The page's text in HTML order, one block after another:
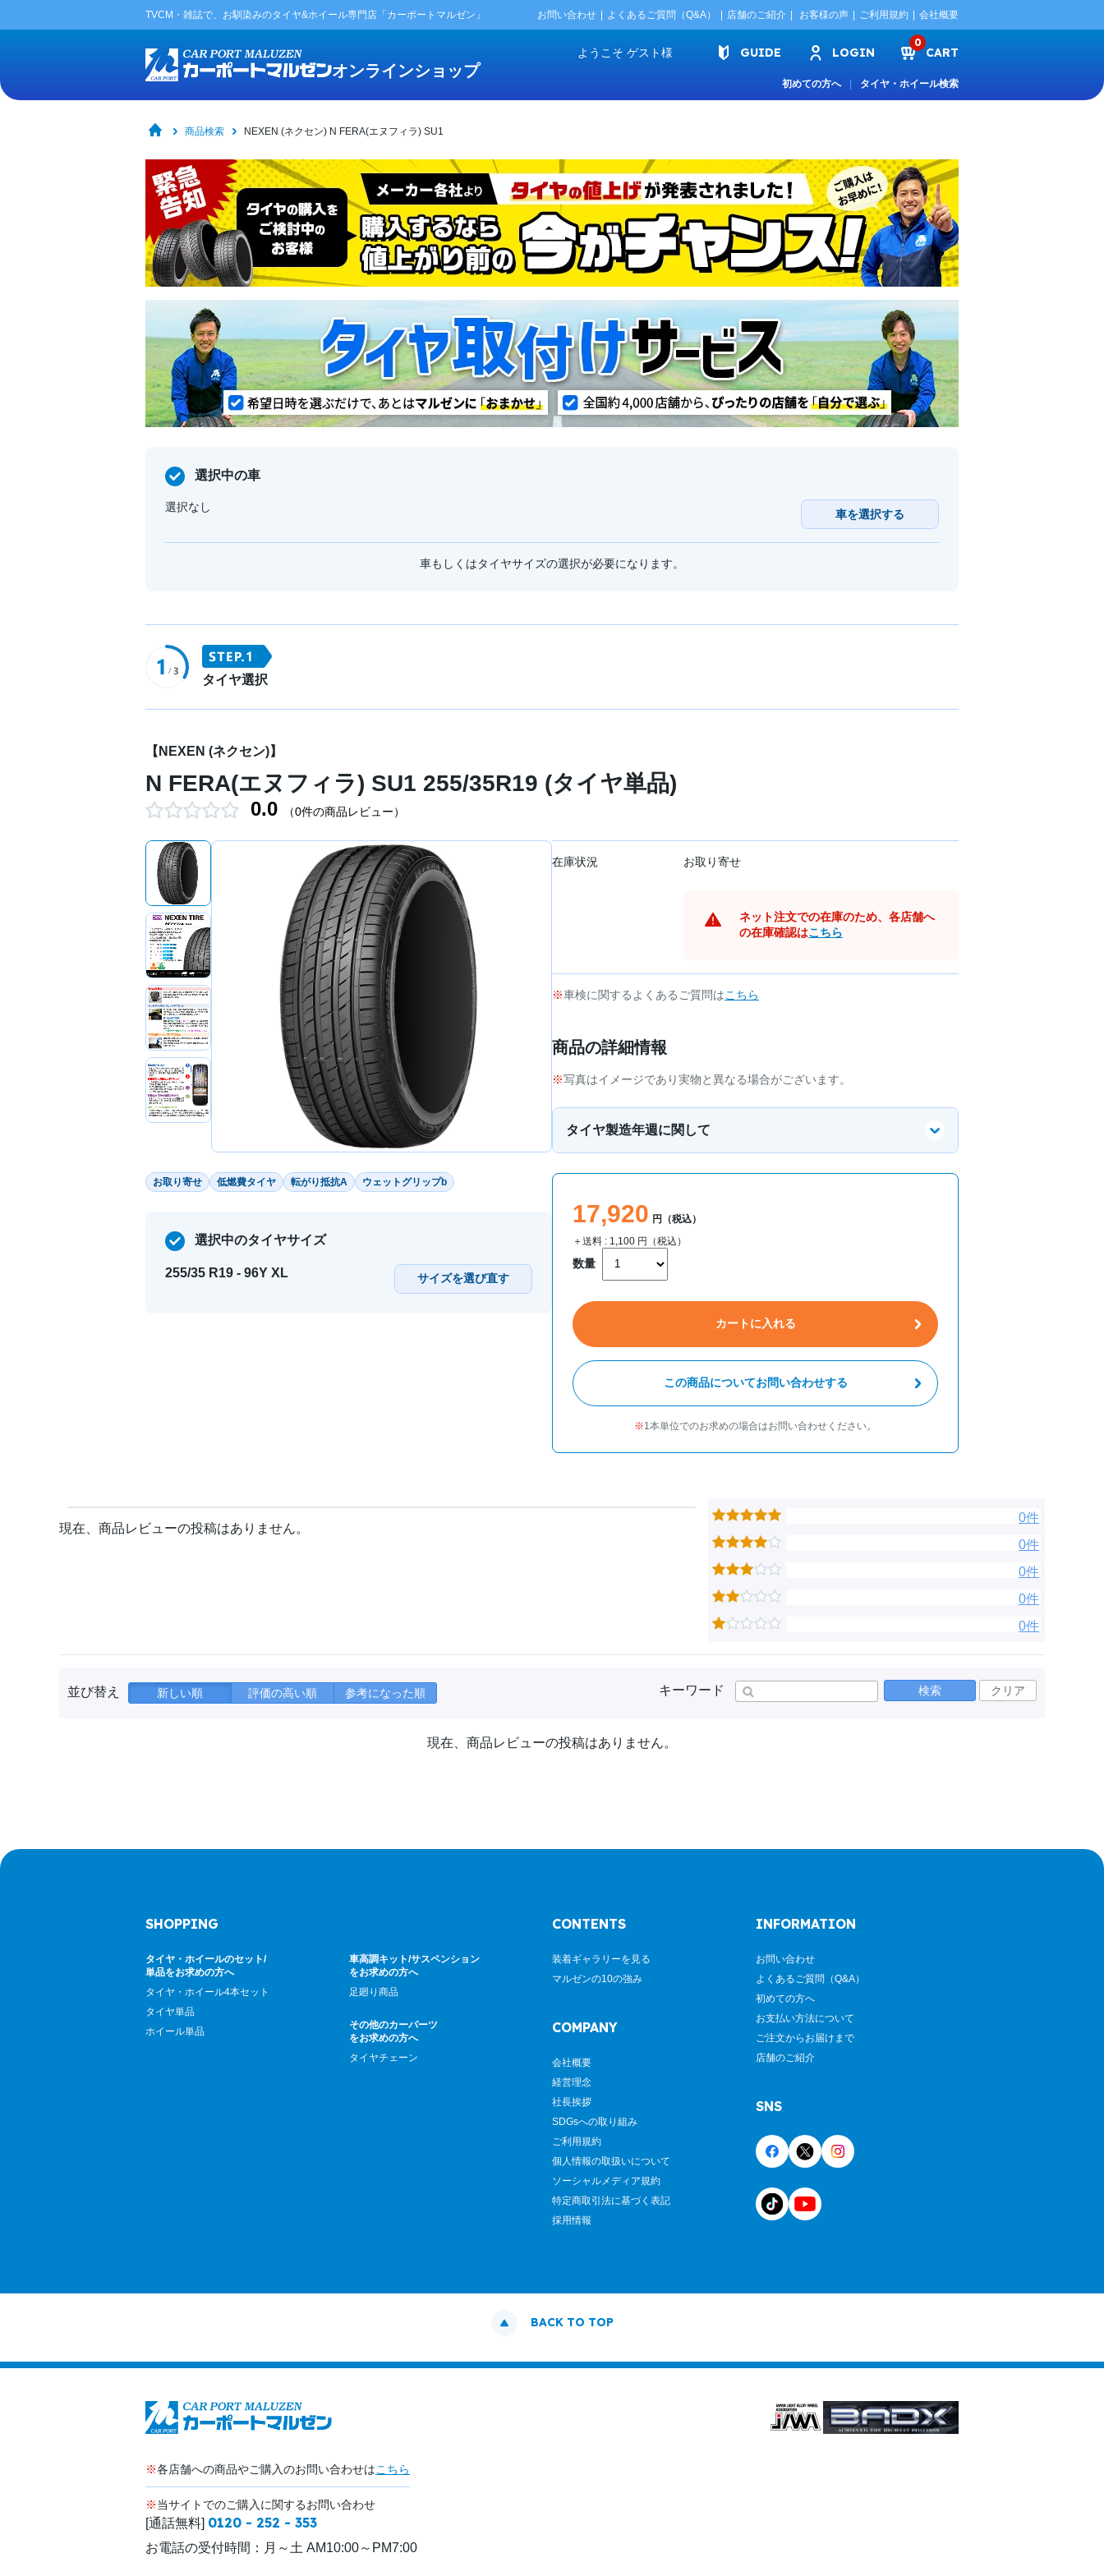
TVCM・雑誌で、お馴染みのタイヤ&ホイール専門店「カーポートマルゼン」 お問い合わせ よくあるご質問（Q&A） 店舗のご紹介 お客様の声 ご利用規約 会社概要
オンラインショップ
ようこそ ゲスト様 GUIDE LOGIN
0
CART
初めての方へ タイヤ・ホイール検索
商品検索 NEXEN (ネクセン) N FERA(エヌフィラ) SU1
選択中の車
選択なし
車を選択する
車もしくはタイヤサイズの選択が必要になります。
タイヤ選択
【NEXEN (ネクセン)】
N FERA(エヌフィラ) SU1 255/35R19 (タイヤ単品)
0.0 （0件の商品レビュー）
お取り寄せ 低燃費タイヤ 転がり抵抗A ウェットグリップb
選択中のタイヤサイズ
255/35 R19 - 96Y XL サイズを選び直す
在庫状況 お取り寄せ
ネット注文での在庫のため、各店舗へ
の在庫確認はこちら
車検に関するよくあるご質問はこちら
商品の詳細情報
写真はイメージであり実物と異なる場合がございます。
タイヤ製造年週に関して
17,920 円（税込）
＋送料 : 1,100 円（税込）
数量
カートに入れる
この商品についてお問い合わせする
1本単位でのお求めの場合はお問い合わせください。
現在、商品レビューの投稿はありません。
0件
0件
0件
0件
0件
並び替え 新しい順 評価の高い順 参考になった順 キーワード 検索 クリア
現在、商品レビューの投稿はありません。
SHOPPING
タイヤ・ホイールのセット/
単品をお求めの方へ
タイヤ・ホイール4本セット
タイヤ単品
ホイール単品
車高調キット/サスペンション
をお求めの方へ
足廻り商品
その他のカーパーツ
をお求めの方へ
タイヤチェーン
CONTENTS
装着ギャラリーを見る
マルゼンの10の強み
COMPANY
会社概要
経営理念
社長挨拶
SDGsへの取り組み
ご利用規約
個人情報の取扱いについて
ソーシャルメディア規約
特定商取引法に基づく表記
採用情報
INFORMATION
お問い合わせ
よくあるご質問（Q&A）
初めての方へ
お支払い方法について
ご注文からお届けまで
店舗のご紹介
SNS
BACK TO TOP
※各店舗への商品やご購入のお問い合わせはこちら
※当サイトでのご購入に関するお問い合わせ
[通話無料] 0120 - 252 - 353
お電話の受付時間： 月～土 AM10:00～PM7:00